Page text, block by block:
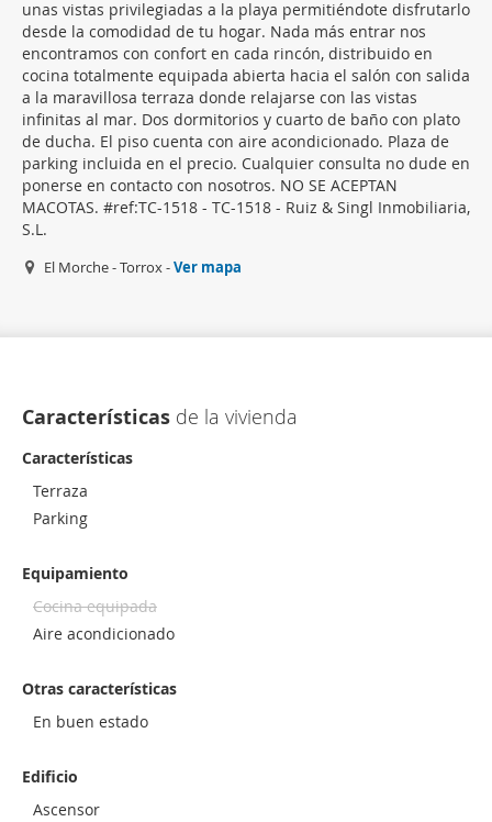
unas vistas privilegiadas a la playa permitiéndote disfrutarlo
desde la comodidad de tu hogar. Nada más entrar nos
encontramos con confort en cada rincón, distribuido en
cocina totalmente equipada abierta hacia el salón con salida
a la maravillosa terraza donde relajarse con las vistas
infinitas al mar. Dos dormitorios y cuarto de baño con plato
de ducha. El piso cuenta con aire acondicionado. Plaza de
parking incluida en el precio. Cualquier consulta no dude en
ponerse en contacto con nosotros. NO SE ACEPTAN
MACOTAS. #ref:TC-1518 - TC-1518 - Ruiz & Singl Inmobiliaria,
S.L.
El Morche - Torrox -Ver mapa
Características de la vivienda
Características
Terraza
Parking
Equipamiento
Cocina equipada
Aire acondicionado
Otras características
En buen estado
Edificio
Ascensor